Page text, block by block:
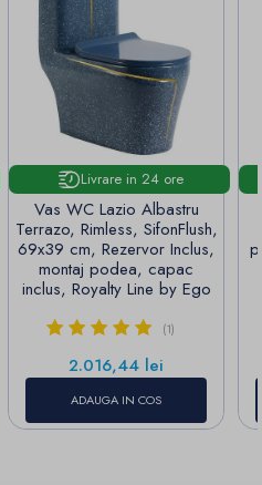
Livrare in 24 ore
Vas WC Lazio Albastru
Terrazo, Rimless, SifonFlush,
69x39 cm, Rezervor Inclus,
montaj podea, capac
inclus, Royalty Line by Ego
(1)
Pret
2.016,44 lei
ADAUGA IN COS